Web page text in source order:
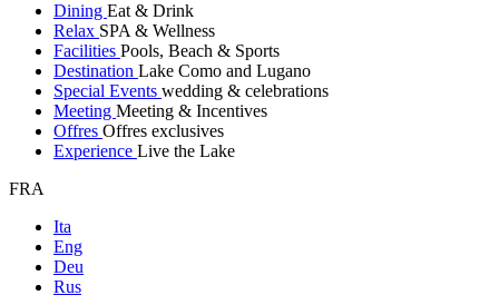
Dining Eat & Drink
Relax SPA & Wellness
Facilities Pools, Beach & Sports
Destination Lake Como and Lugano
Special Events wedding & celebrations
Meeting Meeting & Incentives
Offres Offres exclusives
Experience Live the Lake
FRA
Ita
Eng
Deu
Rus